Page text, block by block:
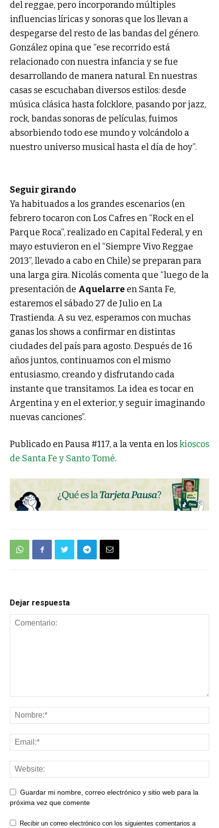
del reggae, pero incorporando múltiples
influencias líricas y sonoras que los llevan a
despegarse del resto de las bandas del género.
González opina que “ese recorrido está
relacionado con nuestra infancia y se fue
desarrollando de manera natural. En nuestras
casas se escuchaban diversos estilos: desde
música clásica hasta folcklore, pasando por jazz,
rock, bandas sonoras de películas, fuimos
absorbiendo todo ese mundo y volcándolo a
nuestro universo musical hasta el día de hoy”.
Seguir girando
Ya habituados a los grandes escenarios (en
febrero tocaron con Los Cafres en “Rock en el
Parque Roca”, realizado en Capital Federal, y en
mayo estuvieron en el “Siempre Vivo Reggae
2013”, llevado a cabo en Chile) se preparan para
una larga gira. Nicolás comenta que “luego de la
presentación de Aquelarre en Santa Fe,
estaremos el sábado 27 de Julio en La
Trastienda. A su vez, esperamos con muchas
ganas los shows a confirmar en distintas
ciudades del país para agosto. Después de 16
años juntos, continuamos con el mismo
entusiasmo, creando y disfrutando cada
instante que transitamos. La idea es tocar en
Argentina y en el exterior, y seguir imaginando
nuevas canciones”.
Publicado en Pausa #117, a la venta en loskioscos
de Santa Fe y Santo Tomé.
Dejar respuesta
Guardar mi nombre, correo electrónico y sitio web para la
próxima vez que comente
Recibir un correo electrónico con los siguientes comentarios a